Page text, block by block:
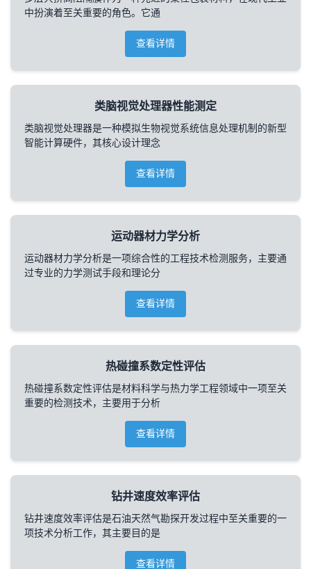
中扮演着至关重要的角色。它通
查看详情
类脑视觉处理器性能测定
类脑视觉处理器是一种模拟生物视觉系统信息处理机制的新型
智能计算硬件，其核心设计理念
查看详情
运动器材力学分析
运动器材力学分析是一项综合性的工程技术检测服务，主要通
过专业的力学测试手段和理论分
查看详情
热碰撞系数定性评估
热碰撞系数定性评估是材料科学与热力学工程领域中一项至关
重要的检测技术，主要用于分析
查看详情
钻井速度效率评估
钻井速度效率评估是石油天然气勘探开发过程中至关重要的一
项技术分析工作，其主要目的是
查看详情